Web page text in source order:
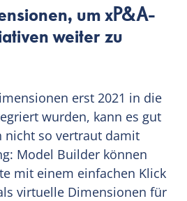
um xP&A-
weiter zu
erst 2021 in die
wurden, kann es gut
nicht so vertraut damit
Model Builder können
mit einem einfachen Klick
virtuelle Dimensionen für